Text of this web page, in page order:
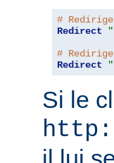
#
Redirect
#
Redirect
Si le